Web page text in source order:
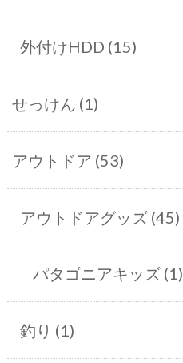
外付けHDD (15)
せっけん (1)
アウトドア (53)
アウトドアグッズ (45)
パタゴニアキッズ (1)
釣り (1)